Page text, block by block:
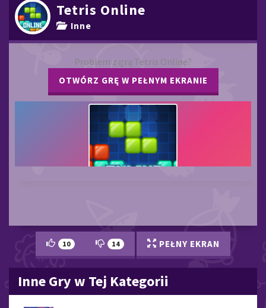
Tetris Online
Inne
Problem z grą Tetris Online?
OTWÓRZ GRĘ W PEŁNYM EKRANIE
10 14 PEŁNY EKRAN
Inne Gry w Tej Kategorii